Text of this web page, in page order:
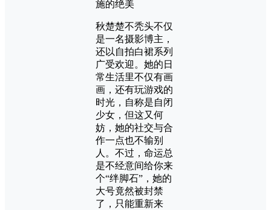
秋楚楚不秃头不仅
是一名摄影博主，
还以自拍白裙系列
广受欢迎。她的日
常生活里不仅有画
画，还有玩游戏的
时光，自称是自闭
少女，但这又何
妨，她的社交与合
作一点也不输别
人。不过，命运总
是不经意间给你来
个“绊脚石”，她的
大号竟然被封禁
了，只能重新来